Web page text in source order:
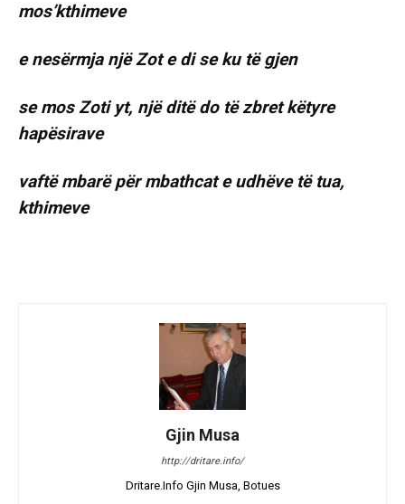
mos’kthimeve
e nesërmja një Zot e di se ku të gjen
se mos Zoti yt, një ditë do të zbret këtyre
hapësirave
vaftë mbarë për mbathcat e udhëve të tua,
kthimeve
Gjin Musa
http://dritare.info/
Dritare.Info Gjin Musa, Botues